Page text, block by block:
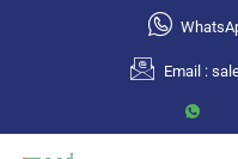
Email :